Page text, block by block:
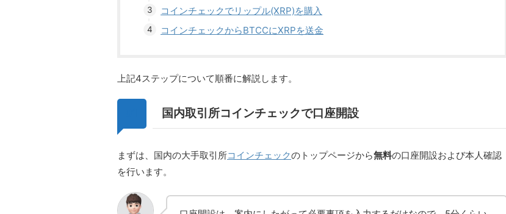
コインチェックでリップル(XRP)を購入
コインチェックからBTCCにXRPを送金
上記4ステップについて順番に解説します。
国内取引所コインチェックで口座開設
まずは、国内の大手取引所コインチェックのトップページから無料の口座開設および本人確認
を行います。